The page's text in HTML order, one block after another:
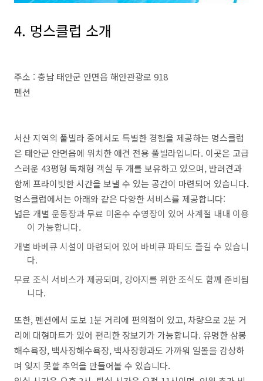
4. 멍스클럽 소개
주소 : 충남 태안군 안면읍 해안관광로 918
펜션
서산 지역의 풀빌라 중에서도 특별한 경험을 제공하는 멍스클럽
은 태안군 안면읍에 위치한 애견 전용 풀빌라입니다. 이곳은 고급
스러운 43평형 독채형 객실 두 개를 보유하고 있으며, 반려견과
함께 프라이빗한 시간을 보낼 수 있는 공간이 마련되어 있습니다.
멍스클럽에서는 아래와 같은 다양한 서비스를 제공합니다:
넓은 개별 운동장과 무료 미온수 수영장이 있어 사계절 내내 이용
이 가능합니다.
개별 바베큐 시설이 마련되어 있어 바비큐 파티도 즐길 수 있습니
다.
무료 조식 서비스가 제공되며, 강아지를 위한 조식도 함께 준비됩
니다.
또한, 펜션에서 도보 1분 거리에 편의점이 있고, 차량으로 2분 거
리에 대형마트가 있어 편리한 장보기가 가능합니다. 유명한 삼봉
해수욕장, 백사장해수욕장, 백사장항과도 가까워 일몰을 감상하
며 잊지 못할 추억을 만들어볼 수 있습니다.